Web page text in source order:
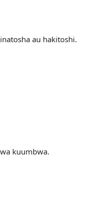
au hakitoshi.
kuumbwa.